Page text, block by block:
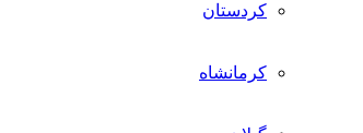
کردستان
کرمانشاه